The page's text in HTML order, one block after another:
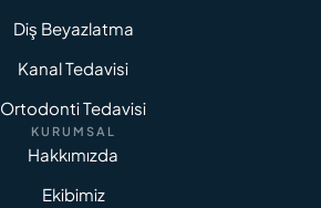
Diş Beyazlatma
Kanal Tedavisi
Ortodonti Tedavisi
KURUMSAL
Hakkımızda
Ekibimiz